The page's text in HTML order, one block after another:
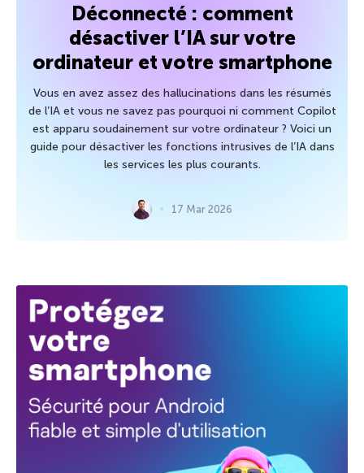
Déconnecté : comment
désactiver l’IA sur votre
ordinateur et votre smartphone
Vous en avez assez des hallucinations dans les résumés
de l’IA et vous ne savez pas pourquoi ni comment Copilot
est apparu soudainement sur votre ordinateur ? Voici un
guide pour désactiver les fonctions intrusives de l’IA dans
les services les plus courants.
17 Mar 2026